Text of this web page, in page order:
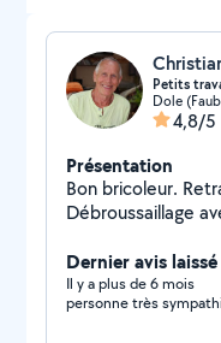
Petits
Dole
4,8/5
Présentation
Bon bricoleur.
Débroussaillage
terrain délaissé
extérieurs en été.
Aimable et
Dernier avis
Il y a plus de 6 mois
personne très